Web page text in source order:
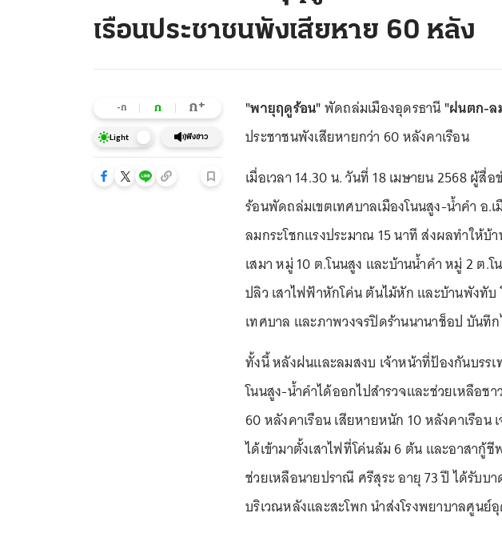
เรือนประชาชนพังเสียหาย 60 หลัง
-ก ก ก+
Light ฟังข่าว
"พายุฤดูร้อน"พัดถล่มเมืองอุดรธานี "ฝนตก-ล
ประชาชนพังเสียหายกว่า 60 หลังคาเรือน
เมื่อเวลา 14.30 น. วันที่ 18 เมษายน 2568 ผู้สื่
ร้อนพัดถล่มเขตเทศบาลเมืองโนนสูง-น้ำคำ อ.
ลมกระโชกแรงประมาณ 15 นาที ส่งผลทำให้บ้
เสมา หมู่ 10 ต.โนนสูง และบ้านน้ำคำ หมู่ 2 ต.
ปลิว เสาไฟฟ้าหักโค่น ต้นไม้หัก และบ้านพังทั
เทศบาล และภาพวงจรปิดร้านนานาช็อป บันทึก
ทั้งนี้ หลังฝนและลมสงบ เจ้าหน้าที่ป้องกันบรร
โนนสูง-น้ำคำได้ออกไปสำรวจและช่วยเหลือช
60 หลังคาเรือน เสียหายหนัก 10 หลังคาเรือ
ได้เข้ามาตั้งเสาไฟที่โค่นล้ม 6 ต้น และอาสากู้ชี
ช่วยเหลือนายปราณี ศรีสุระ อายุ 73 ปี ได้รับบ
บริเวณหลังและสะโพก นำส่งโรงพยาบาลศูนย์